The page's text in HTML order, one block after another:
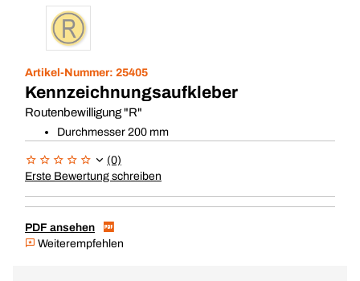
Artikel-Nummer: 25405
Kennzeichnungsaufkleber
Routenbewilligung "R"
Durchmesser 200 mm
(0)
Erste Bewertung schreiben
PDF ansehen
Weiterempfehlen